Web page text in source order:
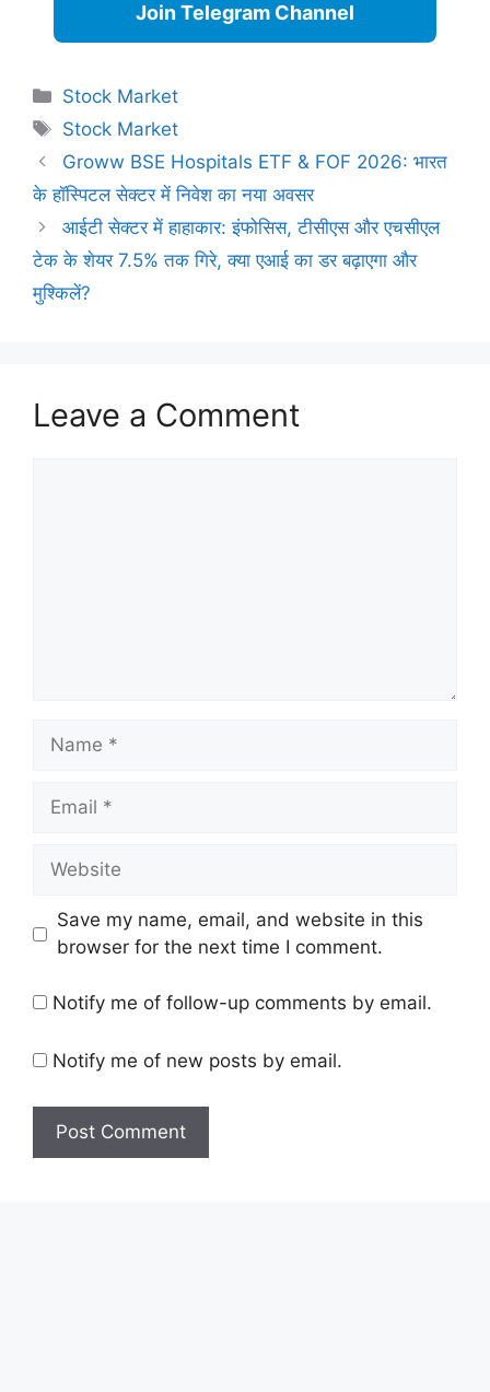
Join Telegram Channel
Categories
Stock Market
Tags
Stock Market
Groww BSE Hospitals ETF & FOF 2026: भारत
के हॉस्पिटल सेक्टर में निवेश का नया अवसर
आईटी सेक्टर में हाहाकार: इंफोसिस, टीसीएस और एचसीएल
टेक के शेयर 7.5% तक गिरे, क्या एआई का डर बढ़ाएगा और
मुश्किलें?
Leave a Comment
Name
Email
Website
Save my name, email, and website in this
browser for the next time I comment.
Notify me of follow-up comments by email.
Notify me of new posts by email.